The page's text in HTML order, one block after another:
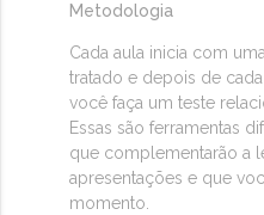
Metodologia
Cada aula inicia com
tratado e depois de
você faça um teste
Essas são ferramentas
que complementarão a
apresentações e que
momento.